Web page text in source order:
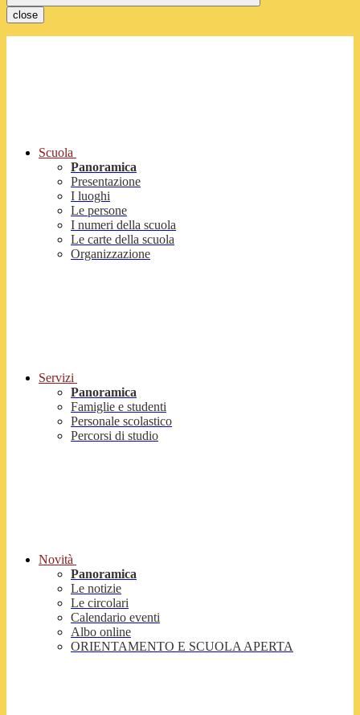
close
Scuola
Panoramica
Presentazione
I luoghi
Le persone
I numeri della scuola
Le carte della scuola
Organizzazione
Servizi
Panoramica
Famiglie e studenti
Personale scolastico
Percorsi di studio
Novità
Panoramica
Le notizie
Le circolari
Calendario eventi
Albo online
ORIENTAMENTO E SCUOLA APERTA